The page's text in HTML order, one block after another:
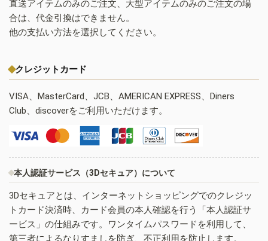
直送アイテムのみのご注文、大型アイテムのみのご注文の場
合は、代金引換はできません。
他の支払い方法を選択してください。
クレジットカード
VISA、MasterCard、JCB、AMERICAN EXPRESS、Diners
Club、discoverをご利用いただけます。
本人認証サービス（3Dセキュア）について
3Dセキュアとは、インターネットショッピングでのクレジッ
トカード決済時、カード会員の本人確認を行う「本人認証サ
ービス」の仕組みです。ワンタイムパスワードを利用して、
第三者によるなりすましを防ぎ、不正利用を防止します。